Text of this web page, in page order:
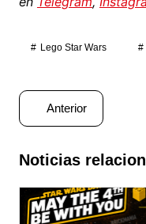
Lego Star Wars
Navegación
de
entradas
Anterior
Noticias